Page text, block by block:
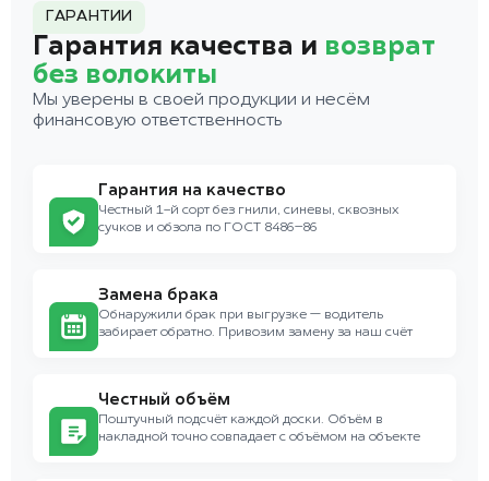
ГАРАНТИИ
Гарантия качества и возврат
без волокиты
Мы уверены в своей продукции и несём
финансовую ответственность
Гарантия на качество
Честный 1-й сорт без гнили, синевы, сквозных
сучков и обзола по ГОСТ 8486–86
Замена брака
Обнаружили брак при выгрузке — водитель
забирает обратно. Привозим замену за наш счёт
Честный объём
Поштучный подсчёт каждой доски. Объём в
накладной точно совпадает с объёмом на объекте